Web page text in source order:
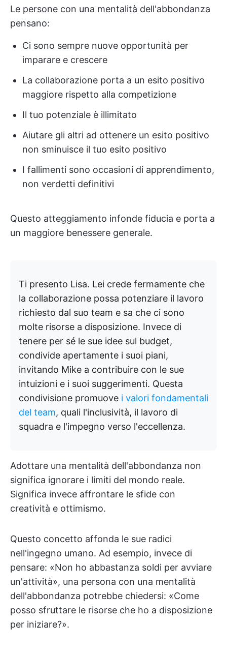
Le persone con una mentalità dell'abbondanza
pensano:
Ci sono sempre nuove opportunità per
imparare e crescere
La collaborazione porta a un esito positivo
maggiore rispetto alla competizione
Il tuo potenziale è illimitato
Aiutare gli altri ad ottenere un esito positivo
non sminuisce il tuo esito positivo
I fallimenti sono occasioni di apprendimento,
non verdetti definitivi
Questo atteggiamento infonde fiducia e porta a
un maggiore benessere generale.
Ti presento Lisa. Lei crede fermamente che
la collaborazione possa potenziare il lavoro
richiesto dal suo team e sa che ci sono
molte risorse a disposizione. Invece di
tenere per sé le sue idee sul budget,
condivide apertamente i suoi piani,
invitando Mike a contribuire con le sue
intuizioni e i suoi suggerimenti. Questa
condivisione promuove i valori fondamentali
del team, quali l'inclusività, il lavoro di
squadra e l'impegno verso l'eccellenza.
Adottare una mentalità dell'abbondanza non
significa ignorare i limiti del mondo reale.
Significa invece affrontare le sfide con
creatività e ottimismo.
Questo concetto affonda le sue radici
nell'ingegno umano. Ad esempio, invece di
pensare: «Non ho abbastanza soldi per avviare
un'attività», una persona con una mentalità
dell'abbondanza potrebbe chiedersi: «Come
posso sfruttare le risorse che ho a disposizione
per iniziare?».